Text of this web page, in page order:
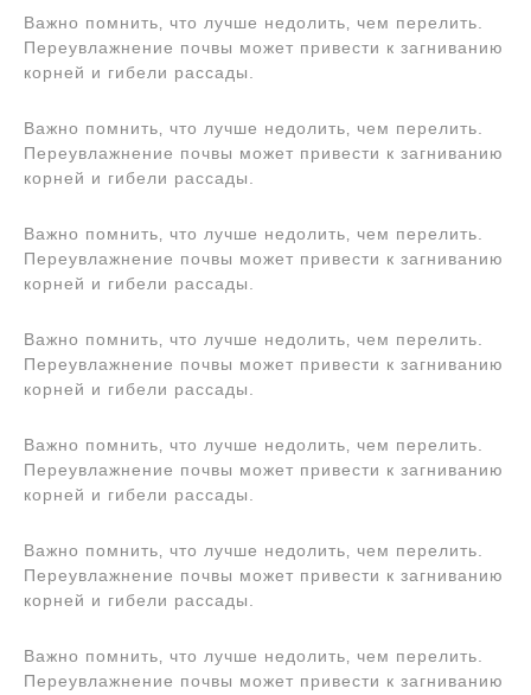
Важно помнить‚ что лучше недолить‚ чем перелить.
Переувлажнение почвы может привести к загниванию
корней и гибели рассады.
Важно помнить‚ что лучше недолить‚ чем перелить.
Переувлажнение почвы может привести к загниванию
корней и гибели рассады.
Важно помнить‚ что лучше недолить‚ чем перелить.
Переувлажнение почвы может привести к загниванию
корней и гибели рассады.
Важно помнить‚ что лучше недолить‚ чем перелить.
Переувлажнение почвы может привести к загниванию
корней и гибели рассады.
Важно помнить‚ что лучше недолить‚ чем перелить.
Переувлажнение почвы может привести к загниванию
корней и гибели рассады.
Важно помнить‚ что лучше недолить‚ чем перелить.
Переувлажнение почвы может привести к загниванию
корней и гибели рассады.
Важно помнить‚ что лучше недолить‚ чем перелить.
Переувлажнение почвы может привести к загниванию